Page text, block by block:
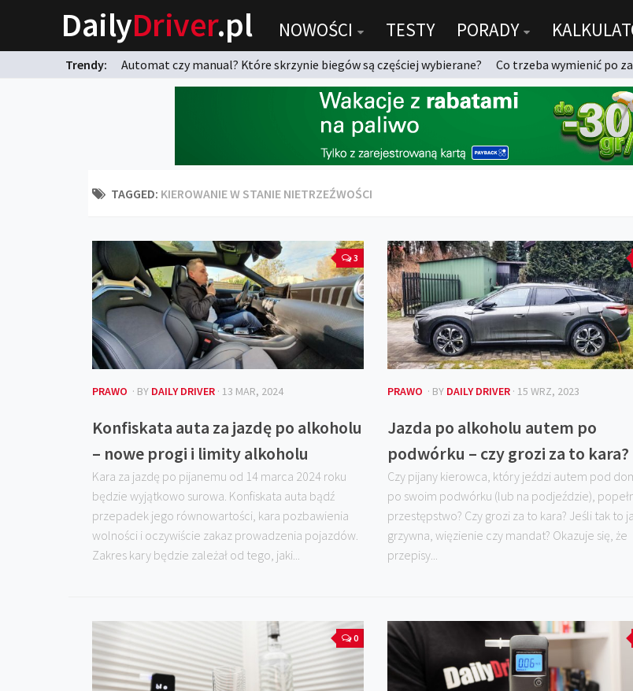
DailyDriver.pl NOWOŚCI TESTY PORADY
Trendy: Automat czy manual? Które skrzynie biegów są częściej wybierane? Co trzeba wymienić po
TAGGED: KIEROWANIE W STANIE NIETRZEŹWOŚCI
3
PRAWO · BY DAILY DRIVER · 13 MAR, 2024
Konfiskata auta za jazdę po alkoholu
– nowe progi i limity alkoholu
Kara za jazdę po pijanemu od 14 marca 2024 roku
będzie wyjątkowo surowa. Konfiskata auta bądź
przepadek jego równowartości, kara pozbawienia
wolności i oczywiście zakaz prowadzenia pojazdów.
Zakres kary będzie zależał od tego, jaki...
PRAWO · BY DAILY DRIVER · 15 WRZ, 2023
Jazda po alkoholu autem po
podwórku – czy grozi za to kara?
Czy pijany kierowca, który jeździ autem pod
po swoim podwórku (lub na podjeździe),
przestępstwo? Czy grozi za to kara? Jeśli tak to
grzywna, więzienie czy mandat? Okazuje się, że
przepisy...
0